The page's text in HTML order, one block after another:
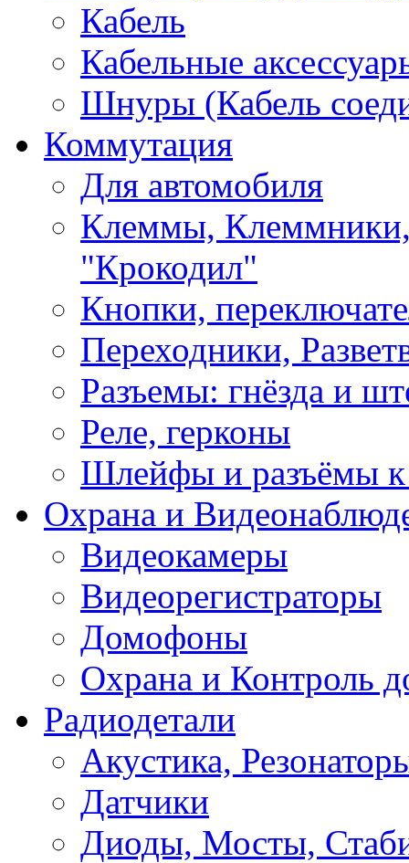
Кабель
Кабельные
Шнуры (Кабель
Коммутация
Для автомобиля
Клеммы,
"Крокодил"
Кнопки,
Переходники,
Разъемы: гнёзда и
Реле, герконы
Шлейфы и разъёмы
Охрана и
Видеокамеры
Видеорегистраторы
Домофоны
Охрана и Контроль
Радиодетали
Акустика,
Датчики
Диоды, Мосты,